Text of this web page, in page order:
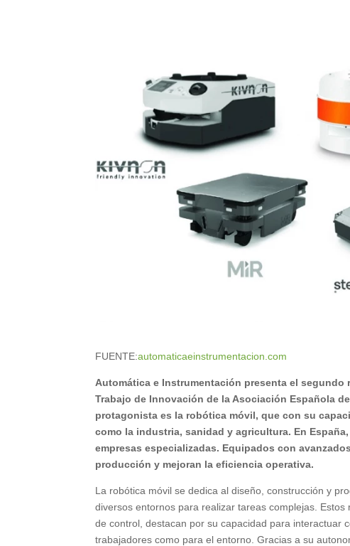
FUENTE:automaticaeinstrumentacion.com
Automática e Instrumentación presenta el
Trabajo de Innovación de la Asociación Española
protagonista es la robótica móvil, que con su
como la industria, sanidad y agricultura. En
empresas especializadas. Equipados con
producción y mejoran la eficiencia operativa.
La robótica móvil se dedica al diseño, construcción y
diversos entornos para realizar tareas complejas.
de control, destacan por su capacidad para interactuar
trabajadores como para el entorno. Gracias a su